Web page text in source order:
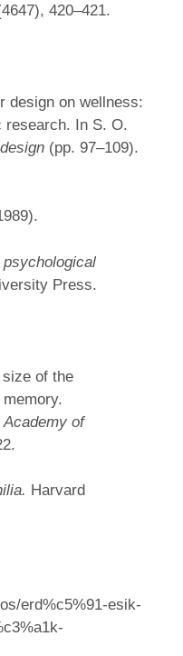
420–421.
design on wellness:
research. In S. O.
(pp. 97–109).
psychological
Press.
of the
of
Harvard
erd%c5%91-esik-